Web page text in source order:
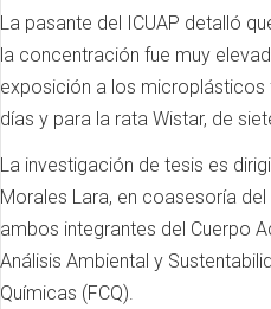
La pasante del ICUAP detalló
la concentración fue muy
exposición a los microplásticos
días y para la rata Wistar, de
La investigación de tesis es
Morales Lara, en coasesoría
ambos integrantes del Cuerpo
Análisis Ambiental y
Químicas (FCQ).